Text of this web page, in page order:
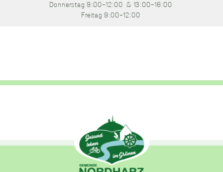
Donnerstag 9:00-12:00 & 13:00-16:00
Freitag 9:00-12:00